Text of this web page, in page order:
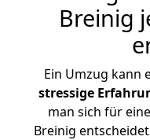
Breinig
Ein Umzug kann
stressige
man sich für
Breinig